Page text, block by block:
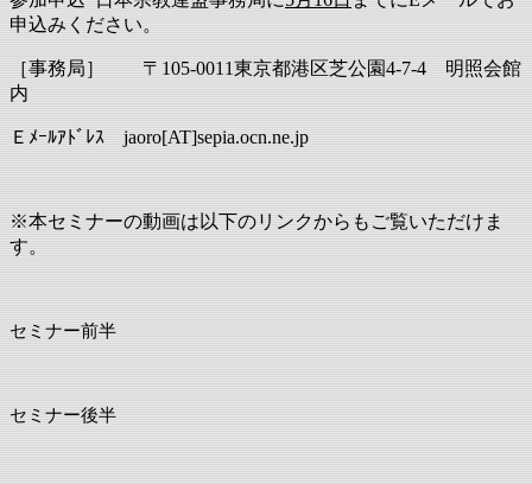
申込みください。
［事務局］ 〒105-0011東京都港区芝公園4-7-4 明照会館
内
Ｅﾒｰﾙｱﾄﾞﾚｽ jaoro[AT]sepia.ocn.ne.jp
※本セミナーの動画は以下のリンクからもご覧いただけま
す。
セミナー前半
セミナー後半